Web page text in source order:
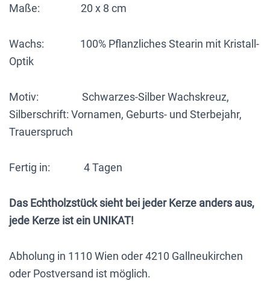
-
nie
ab,
nur
das
Teelicht
Menge
Maße: 20 x 8 cm
Wachs: 100% Pflanzliches Stearin mit Kristall-
Optik
Motiv: Schwarzes-Silber Wachskreuz,
Silberschrift: Vornamen, Geburts- und Sterbejahr,
Trauerspruch
Fertig in: 4 Tagen
Das Echtholzstück sieht bei jeder Kerze anders aus,
jede Kerze ist ein UNIKAT!
Abholung in 1110 Wien oder 4210 Gallneukirchen
oder Postversand ist möglich.